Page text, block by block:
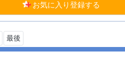
お気に入り登録する
最後